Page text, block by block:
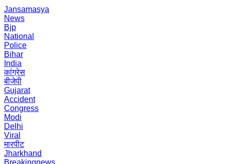
Jansamasya
News
Bjp
National
Police
Bihar
India
कांग्रेस
बीजेपी
Gujarat
Accident
Congress
Modi
Delhi
Viral
मारपीट
Jharkhand
Breakingnews